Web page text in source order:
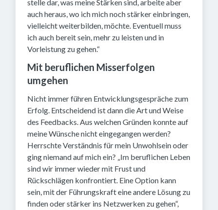
stelle dar, was meine Stärken sind, arbeite aber
auch heraus, wo ich mich noch stärker einbringen,
vielleicht weiterbilden, möchte. Eventuell muss
ich auch bereit sein, mehr zu leisten und in
Vorleistung zu gehen.“
Mit beruflichen Misserfolgen
umgehen
Nicht immer führen Entwicklungsgespräche zum
Erfolg. Entscheidend ist dann die Art und Weise
des Feedbacks. Aus welchen Gründen konnte auf
meine Wünsche nicht eingegangen werden?
Herrschte Verständnis für mein Unwohlsein oder
ging niemand auf mich ein? „Im beruflichen Leben
sind wir immer wieder mit Frust und
Rückschlägen konfrontiert. Eine Option kann
sein, mit der Führungskraft eine andere Lösung zu
finden oder stärker ins Netzwerken zu gehen“,